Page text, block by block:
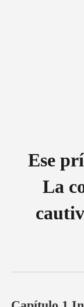
Historia
Salir
Ese
La